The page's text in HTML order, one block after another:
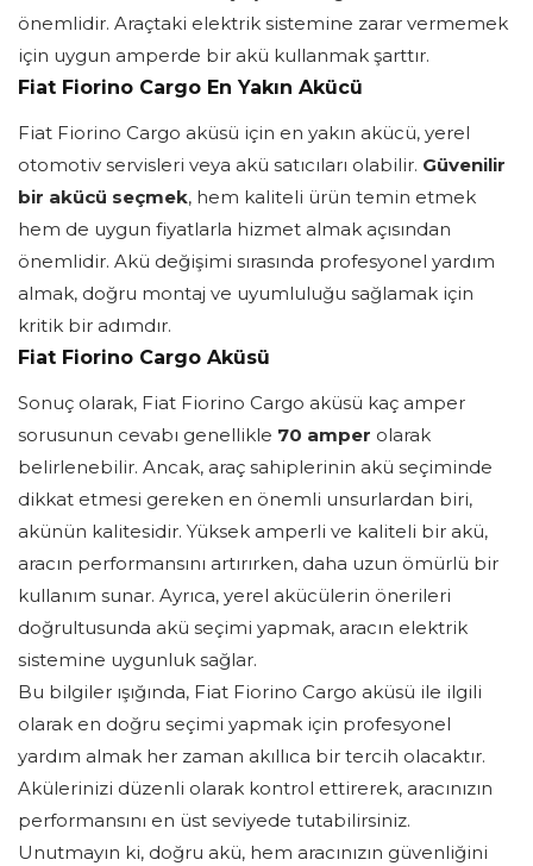
önemlidir. Araçtaki elektrik sistemine zarar vermemek
için uygun amperde bir akü kullanmak şarttır.
Fiat Fiorino Cargo En Yakın Akücü
Fiat Fiorino Cargo aküsü için en yakın akücü, yerel
otomotiv servisleri veya akü satıcıları olabilir. Güvenilir
bir akücü seçmek, hem kaliteli ürün temin etmek
hem de uygun fiyatlarla hizmet almak açısından
önemlidir. Akü değişimi sırasında profesyonel yardım
almak, doğru montaj ve uyumluluğu sağlamak için
kritik bir adımdır.
Fiat Fiorino Cargo Aküsü
Sonuç olarak, Fiat Fiorino Cargo aküsü kaç amper
sorusunun cevabı genellikle 70 amper olarak
belirlenebilir. Ancak, araç sahiplerinin akü seçiminde
dikkat etmesi gereken en önemli unsurlardan biri,
akünün kalitesidir. Yüksek amperli ve kaliteli bir akü,
aracın performansını artırırken, daha uzun ömürlü bir
kullanım sunar. Ayrıca, yerel akücülerin önerileri
doğrultusunda akü seçimi yapmak, aracın elektrik
sistemine uygunluk sağlar.
Bu bilgiler ışığında, Fiat Fiorino Cargo aküsü ile ilgili
olarak en doğru seçimi yapmak için profesyonel
yardım almak her zaman akıllıca bir tercih olacaktır.
Akülerinizi düzenli olarak kontrol ettirerek, aracınızın
performansını en üst seviyede tutabilirsiniz.
Unutmayın ki, doğru akü, hem aracınızın güvenliğini